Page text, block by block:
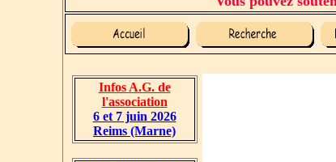
Infos A.G. de
l'association
6 et 7 juin 2026
Reims (Marne)